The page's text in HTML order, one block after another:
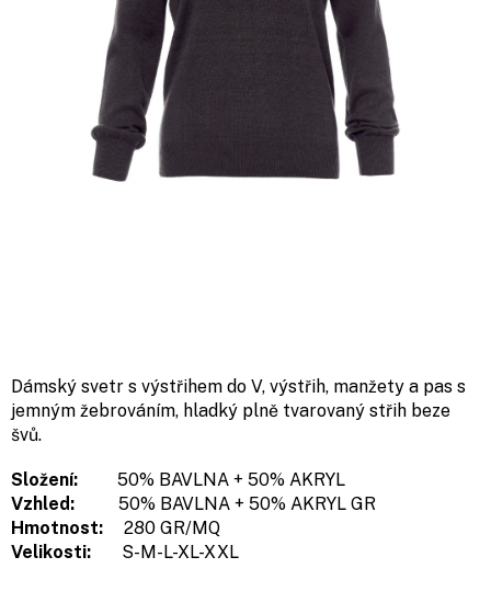
Dámský svetr s výstřihem do V, výstřih, manžety a pas s
jemným žebrováním, hladký plně tvarovaný střih beze
švů.
Složení:
50% BAVLNA + 50% AKRYL
Vzhled:
50% BAVLNA + 50% AKRYL GR
Hmotnost:
280 GR/MQ
Velikosti:
S-M-L-XL-XXL